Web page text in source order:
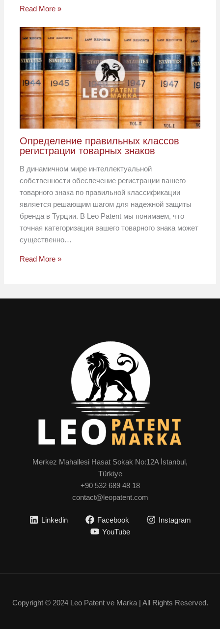
Read More »
Определение правильных классов
регистрации товарных знаков
В динамичном мире интеллектуальной
собственности обеспечение регистрации вашего
товарного знака по правильной классификации
является решающим шагом для надежной защиты
бренда в Турции. В Leo Patent мы понимаем, что
точная категоризация вашего товарного знака может
существенно…
Read More »
Merkez Mahallesi Hasat Sokak No:12A İstanbul,
Türkiye
+90 532 689 48 18
contact@leopatent.com
Linkedin Facebook
Instagram
YouTube
Copyright © 2024 Leo Patent ve Marka | All Rights Reserved.